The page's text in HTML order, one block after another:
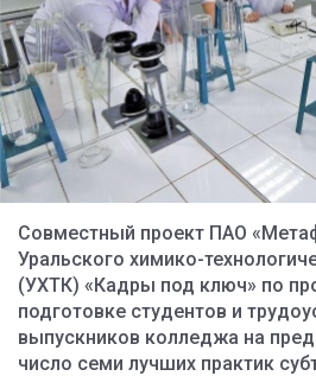
Совместный проект ПАО
Уральского химико-
(УХТК) «Кадры под ключ» по
подготовке студентов и
выпускников колледжа на
число семи лучших практик